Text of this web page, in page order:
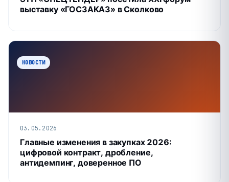
выставку «ГОСЗАКАЗ» в Сколково
НОВОСТИ
03.05.2026
Главные изменения в закупках 2026:
цифровой контракт, дробление,
антидемпинг, доверенное ПО